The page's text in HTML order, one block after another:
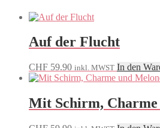
Auf der Flucht
CHF 59.90 inkl. MWST In den
Mit Schirm, Charme